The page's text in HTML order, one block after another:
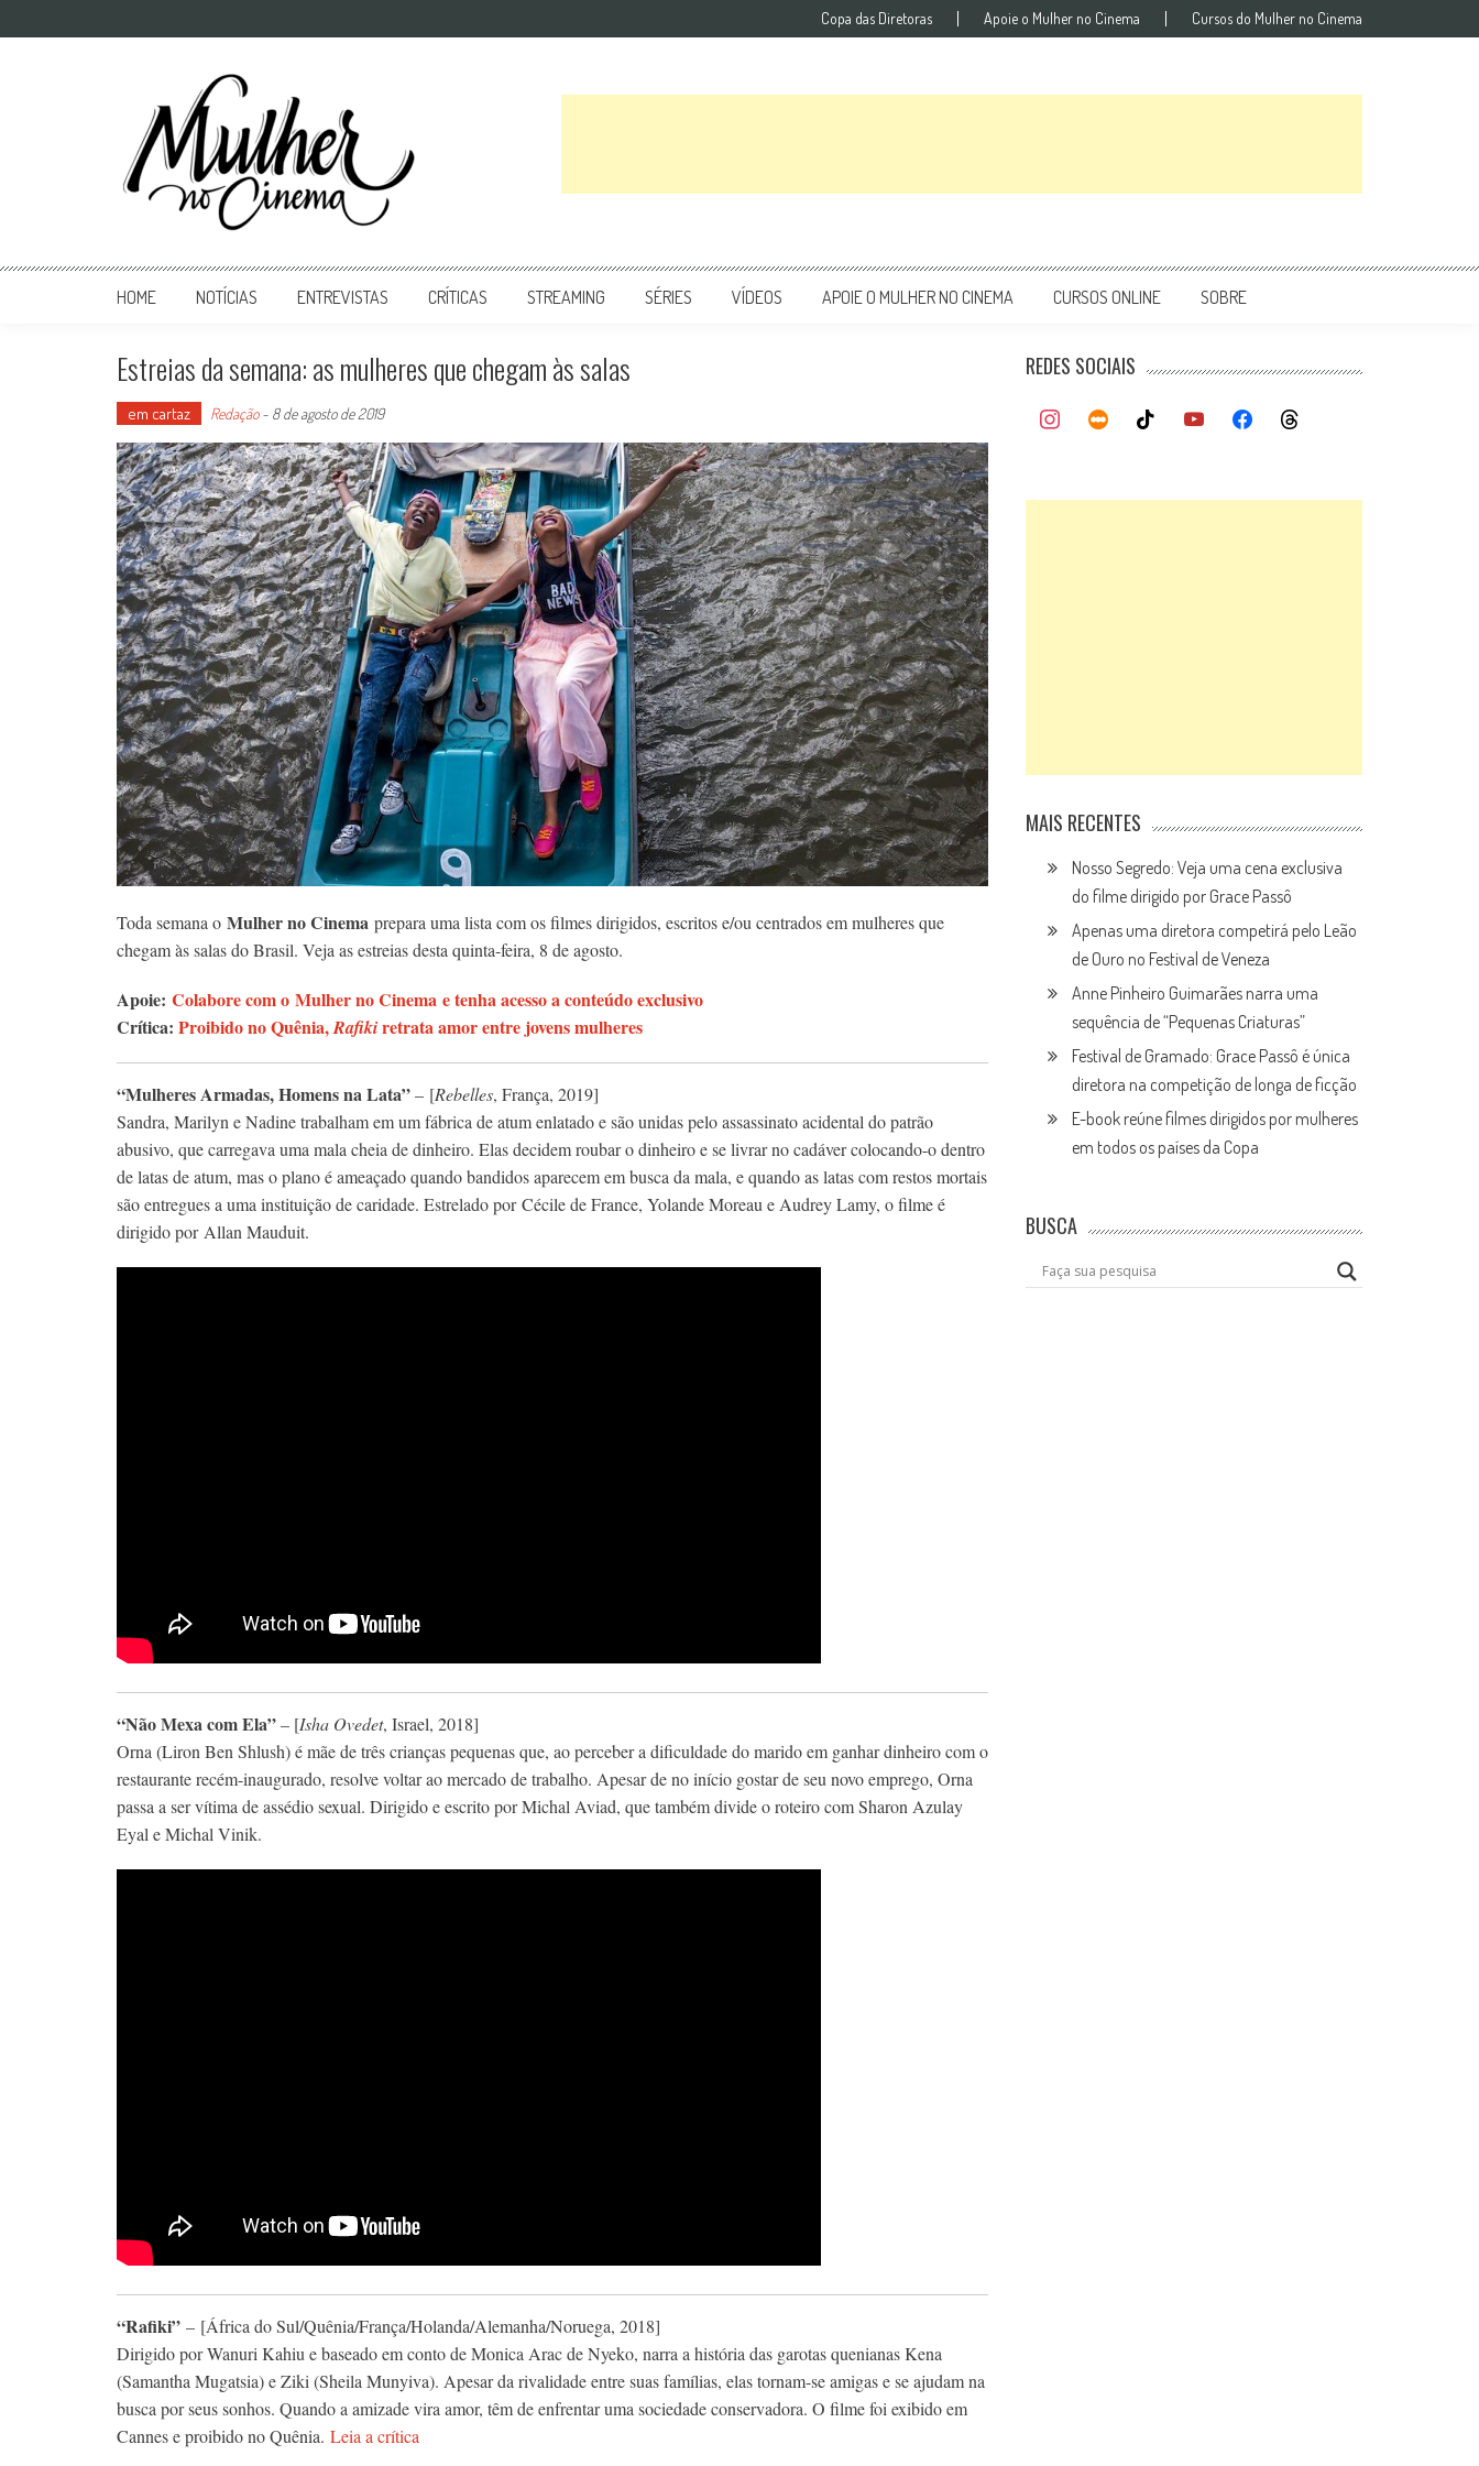
Copa das Diretoras Apoie o Mulher no Cinema Cursos do Mulher no Cinema
Mulher no Cinema
HOME NOTÍCIAS ENTREVISTAS CRÍTICAS STREAMING SÉRIES VÍDEOS APOIE O MULHER NO CINEMA CURSOS ONLINE SOBRE
Estreias da semana: as mulheres que chegam às salas
em cartaz Redação- 8 de agosto de 2019
Toda semana o Mulher no Cinema prepara uma lista com os filmes dirigidos, escritos e/ou centrados em mulheres que
chegam às salas do Brasil. Veja as estreias desta quinta-feira, 8 de agosto.
Apoie: Colabore com o Mulher no Cinema e tenha acesso a conteúdo exclusivo
Crítica: Proibido no Quênia,Rafikiretrata amor entre jovens mulheres
“Mulheres Armadas, Homens na Lata”– [Rebelles, França, 2019]
Sandra, Marilyn e Nadine trabalham em um fábrica de atum enlatado e são unidas pelo assassinato acidental do patrão
abusivo, que carregava uma mala cheia de dinheiro. Elas decidem roubar o dinheiro e se livrar no cadáver colocando-o dentro
de latas de atum, mas o plano é ameaçado quando bandidos aparecem em busca da mala, e quando as latas com restos mortais
são entregues a uma instituição de caridade. Estrelado por Cécile de France, Yolande Moreau e Audrey Lamy, o filme é
dirigido por Allan Mauduit.
“Não Mexa com Ela”– [Isha Ovedet, Israel, 2018]
Orna (Liron Ben Shlush) é mãe de três crianças pequenas que, ao perceber a dificuldade do marido em ganhar dinheiro com o
restaurante recém-inaugurado, resolve voltar ao mercado de trabalho. Apesar de no início gostar de seu novo emprego, Orna
passa a ser vítima de assédio sexual. Dirigido e escrito por Michal Aviad, que também divide o roteiro com Sharon Azulay
Eyal e Michal Vinik.
“Rafiki” – [África do Sul/Quênia/França/Holanda/Alemanha/Noruega, 2018]
Dirigido por Wanuri Kahiu e baseado em conto de Monica Arac de Nyeko, narra a história das garotas quenianas Kena
(Samantha Mugatsia) e Ziki (Sheila Munyiva). Apesar da rivalidade entre suas famílias, elas tornam-se amigas e se ajudam na
busca por seus sonhos. Quando a amizade vira amor, têm de enfrentar uma sociedade conservadora. O filme foi exibido em
Cannes e proibido no Quênia. Leia a crítica
REDES SOCIAIS
MAIS RECENTES
Nosso Segredo: Veja uma cena exclusiva
do filme dirigido por Grace Passô
Apenas uma diretora competirá pelo Leão
de Ouro no Festival de Veneza
Anne Pinheiro Guimarães narra uma
sequência de “Pequenas Criaturas”
Festival de Gramado: Grace Passô é única
diretora na competição de longa de ficção
E-book reúne filmes dirigidos por mulheres
em todos os países da Copa
BUSCA